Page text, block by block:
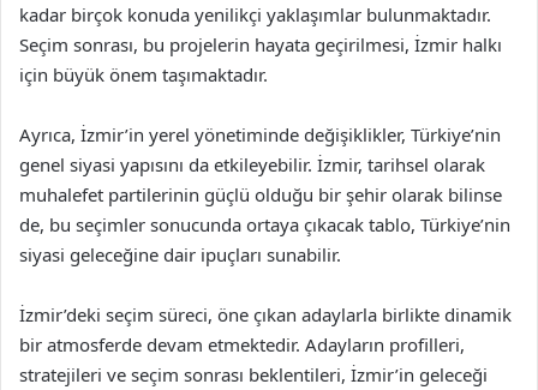
kadar birçok konuda yenilikçi yaklaşımlar bulunmaktadır.
Seçim sonrası, bu projelerin hayata geçirilmesi, İzmir halkı
için büyük önem taşımaktadır.
Ayrıca, İzmir’in yerel yönetiminde değişiklikler, Türkiye’nin
genel siyasi yapısını da etkileyebilir. İzmir, tarihsel olarak
muhalefet partilerinin güçlü olduğu bir şehir olarak bilinse
de, bu seçimler sonucunda ortaya çıkacak tablo, Türkiye’nin
siyasi geleceğine dair ipuçları sunabilir.
İzmir’deki seçim süreci, öne çıkan adaylarla birlikte dinamik
bir atmosferde devam etmektedir. Adayların profilleri,
stratejileri ve seçim sonrası beklentileri, İzmir’in geleceği